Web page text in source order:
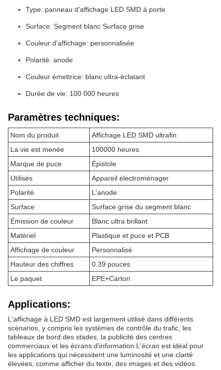
Type: panneau d'affichage LED SMD à porte
Surface: Segment blanc Surface grise
Couleur d'affichage: personnalisée
Polarité: anode
Couleur émettrice: blanc ultra-éclatant
Durée de vie: 100 000 heures
Paramètres techniques:
Nom du produit
Affichage LED SMD ultrafin
La vie est menée
100000 heures
Marque de puce
Épistole
Utilisés
Appareil électroménager
Polarité
L'anode
Surface
Surface grise du segment blanc
Émission de couleur
Blanc ultra brillant
Matériel
Plastique et puce et PCB
Affichage de couleur
Personnalisé
Hauteur des chiffres
0.39 pouces
Le paquet
EPE+Carton
Applications:
L'affichage à LED SMD est largement utilisé dans différents
scénarios, y compris les systèmes de contrôle du trafic, les
tableaux de bord des stades, la publicité des centres
commerciaux et les écrans d'information.L'écran est idéal pour
les applications qui nécessitent une luminosité et une clarté
élevées, comme afficher du texte, des images et des vidéos.